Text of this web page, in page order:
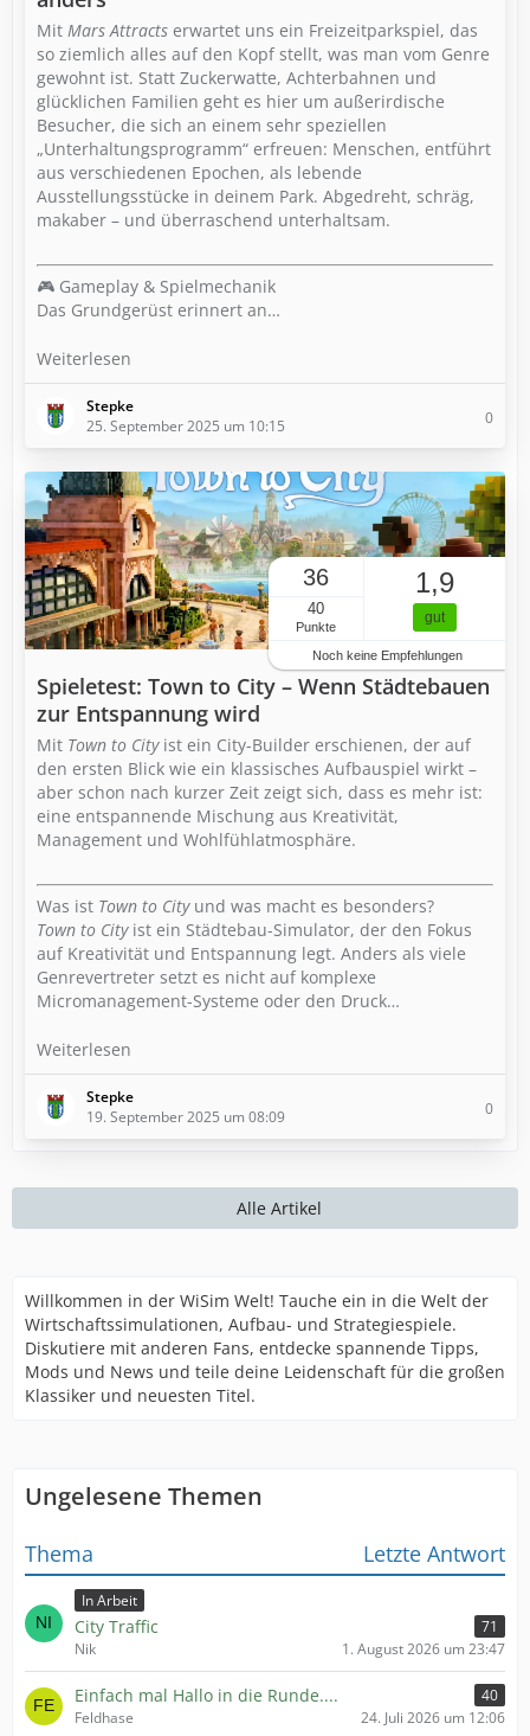
Mit Mars Attracts erwartet uns ein Freizeitparkspiel, das
so ziemlich alles auf den Kopf stellt, was man vom Genre
gewohnt ist. Statt Zuckerwatte, Achterbahnen und
glücklichen Familien geht es hier um außerirdische
Besucher, die sich an einem sehr speziellen
„Unterhaltungsprogramm“ erfreuen: Menschen, entführt
aus verschiedenen Epochen, als lebende
Ausstellungsstücke in deinem Park. Abgedreht, schräg,
makaber – und überraschend unterhaltsam.
🎮 Gameplay & Spielmechanik
Das Grundgerüst erinnert an…
Weiterlesen
Stepke
25. September 2025 um 10:15
0
36
40
Punkte
1,9
gut
Noch keine Empfehlungen
Spieletest: Town to City – Wenn Städtebauen
zur Entspannung wird
Mit Town to Cityist ein City-Builder erschienen, der auf
den ersten Blick wie ein klassisches Aufbauspiel wirkt –
aber schon nach kurzer Zeit zeigt sich, dass es mehr ist:
eine entspannende Mischung aus Kreativität,
Management und Wohlfühlatmosphäre.
Was ist Town to Cityund was macht es besonders?
Town to Cityist ein Städtebau-Simulator, der den Fokus
auf Kreativität und Entspannung legt. Anders als viele
Genrevertreter setzt es nicht auf komplexe
Micromanagement-Systeme oder den Druck…
Weiterlesen
Stepke
19. September 2025 um 08:09
0
Alle Artikel
Willkommen in der WiSim Welt! Tauche ein in die Welt der
Wirtschaftssimulationen, Aufbau- und Strategiespiele.
Diskutiere mit anderen Fans, entdecke spannende Tipps,
Mods und News und teile deine Leidenschaft für die großen
Klassiker und neuesten Titel.
Ungelesene Themen
Thema Letzte Antwort
In Arbeit
City Traffic
71
Nik
1. August 2026 um 23:47
Einfach mal Hallo in die Runde....
40
Feldhase
24. Juli 2026 um 12:06